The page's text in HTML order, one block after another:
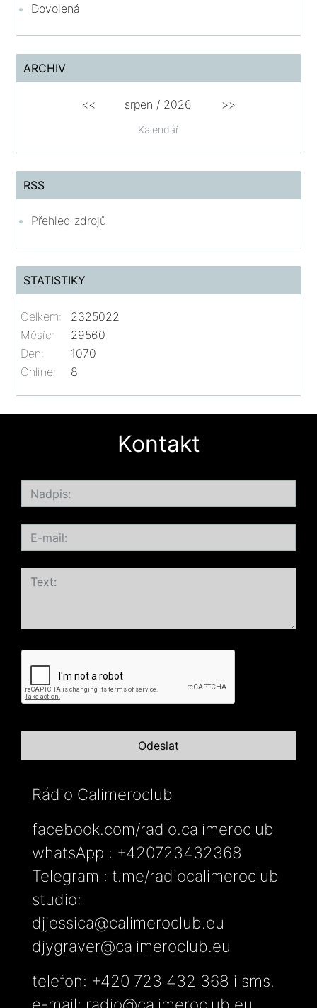
Dovolená
ARCHIV
Kalendář
<< srpen / 2026 >>
RSS
Přehled zdrojů
STATISTIKY
Online: 8
Celkem:
2325022
Měsíc:
29560
Den:
1070
Kontakt
Rádio Calimeroclub
facebook.com/radio.calimeroclub
whatsApp : +420723432368
Telegram : t.me/radiocalimeroclub
studio:
djjessica@calimeroclub.eu
djygraver@calimeroclub.eu
telefon: +420 723 432 368 i sms.